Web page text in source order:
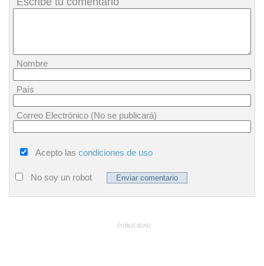
Nombre
País
Correo Electrónico (No se publicará)
Acepto las condiciones de uso
No soy un robot
PUBLICIDAD